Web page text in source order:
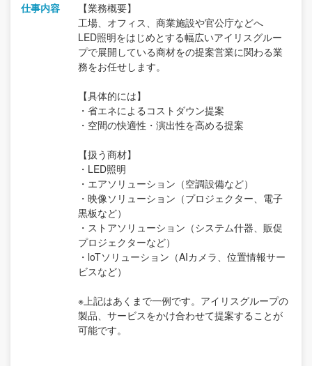
仕事内容
【業務概要】
工場、オフィス、商業施設や官公庁などへ
LED照明をはじめとする幅広いアイリスグルー
プで展開している商材をの提案営業に関わる業
務をお任せします。
【具体的には】
・省エネによるコストダウン提案
・空間の快適性・演出性を高める提案
【扱う商材】
・LED照明
・エアソリューション（空調設備など）
・映像ソリューション（プロジェクター、電子
黒板など）
・ストアソリューション（システム什器、販促
プロジェクターなど）
・loTソリューション（AIカメラ、位置情報サー
ビスなど）
※上記はあくまで一例です。アイリスグループの
製品、サービスをかけ合わせて提案することが
可能です。